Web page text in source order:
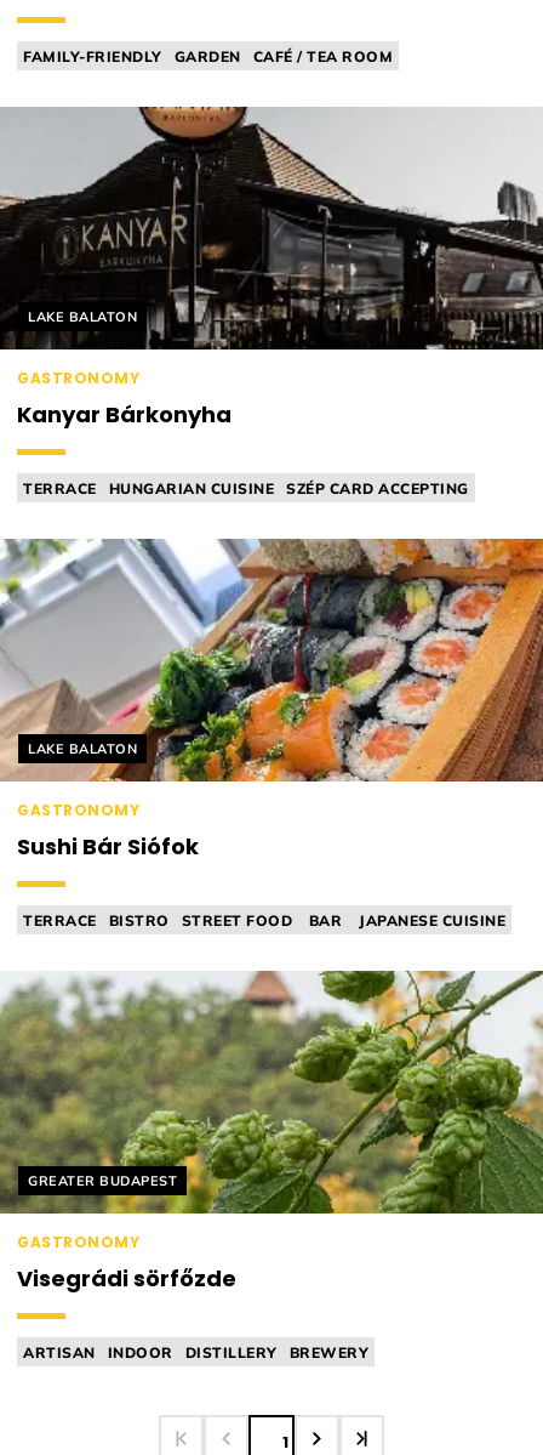
FAMILY-FRIENDLY GARDEN
CAFÉ / TEA ROOM
Helyszín címkék:
LAKE BALATON
GASTRONOMY
Kanyar Bárkonyha
TERRACE HUNGARIAN CUISINE
SZÉP CARD ACCEPTING
Helyszín címkék:
LAKE BALATON
GASTRONOMY
Sushi Bár Siófok
TERRACE BISTRO STREET FOOD BAR JAPANESE CUISINE
Helyszín címkék:
GREATER BUDAPEST
GASTRONOMY
Visegrádi sörfőzde
ARTISAN INDOOR DISTILLERY BREWERY
1